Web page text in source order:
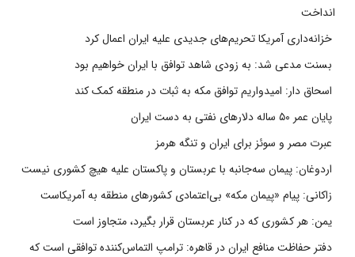
انداخت
خزانه‌داری آمریکا تحریم‌های جدیدی علیه ایران اعمال کرد
بسنت مدعی شد: به زودی شاهد توافق با ایران خواهیم بود
اسحاق دار: امیدواریم توافق مکه به ثبات در منطقه کمک کند
پایان عمر ۵۰ ساله دلارهای نفتی به دست ایران
عبرت مصر و سوئز برای ایران و تنگه هرمز
اردوغان: پیمان سه‌جانبه با عربستان و پاکستان علیه هیچ کشوری نیست
زاکانی: پیام «پیمان مکه» بی‌اعتمادی کشورهای منطقه به آمریکاست
یمن: هر کشوری که در کنار عربستان قرار بگیرد، متجاوز است
دفتر حفاظت منافع ایران در قاهره: ترامپ التماس‌کننده توافقی است که